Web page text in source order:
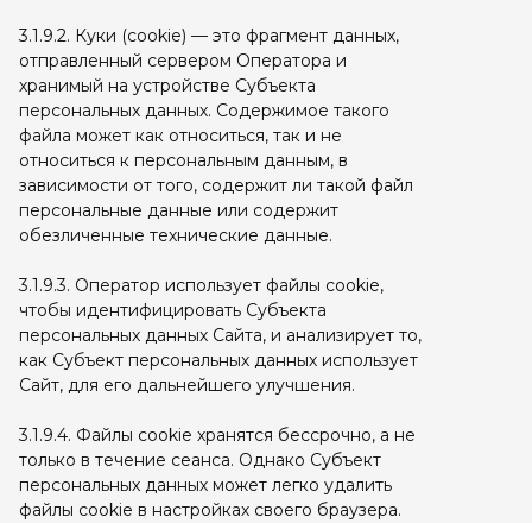
3.1.9.2. Куки (cookie) — это фрагмент данных,
отправленный сервером Оператора и
хранимый на устройстве Субъекта
персональных данных. Содержимое такого
файла может как относиться, так и не
относиться к персональным данным, в
зависимости от того, содержит ли такой файл
персональные данные или содержит
обезличенные технические данные.
3.1.9.3. Оператор использует файлы cookie,
чтобы идентифицировать Субъекта
персональных данных Сайта, и анализирует то,
как Субъект персональных данных использует
Сайт, для его дальнейшего улучшения.
3.1.9.4. Файлы cookie хранятся бессрочно, а не
только в течение сеанса. Однако Субъект
персональных данных может легко удалить
файлы cookie в настройках своего браузера.